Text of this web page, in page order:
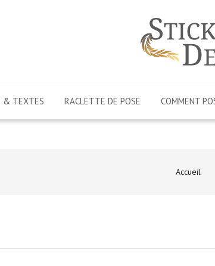
& TEXTES RACLETTE DE POSE COMMENT
Accueil